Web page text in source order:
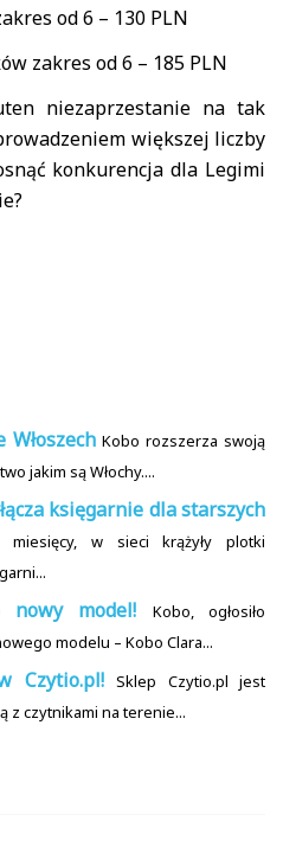
od 6 – 130 PLN
zakres od 6 – 185 PLN
niezaprzestanie na tak
większej liczby
konkurencja dla Legimi
Kobo rozszerza swoją
jakim są Włochy....
księgarnie dla starszych
miesięcy, w sieci krążyły plotki
nowy model!
Kobo, ogłosiło
modelu – Kobo Clara...
Czytio.pl! Sklep Czytio.pl jest
z czytnikami na terenie...